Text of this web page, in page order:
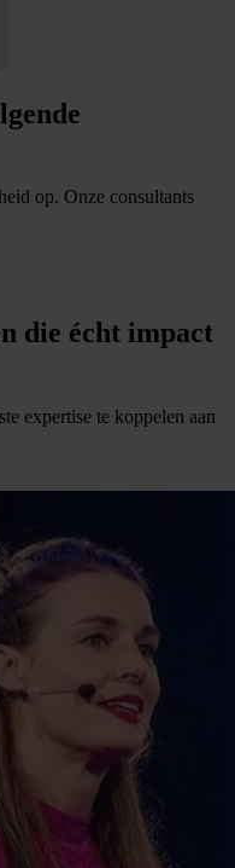
op. Onze consultants
die écht impact
expertise te koppelen aan